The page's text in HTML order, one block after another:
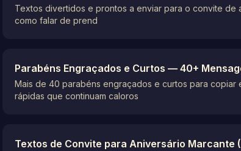
Textos divertidos e prontos a enviar para o convite de
como falar de prend
Parabéns Engraçados e Curtos — 40+
Mais de 40 parabéns engraçados e curtos para
rápidas que continuam caloros
Textos de Convite para Aniversário